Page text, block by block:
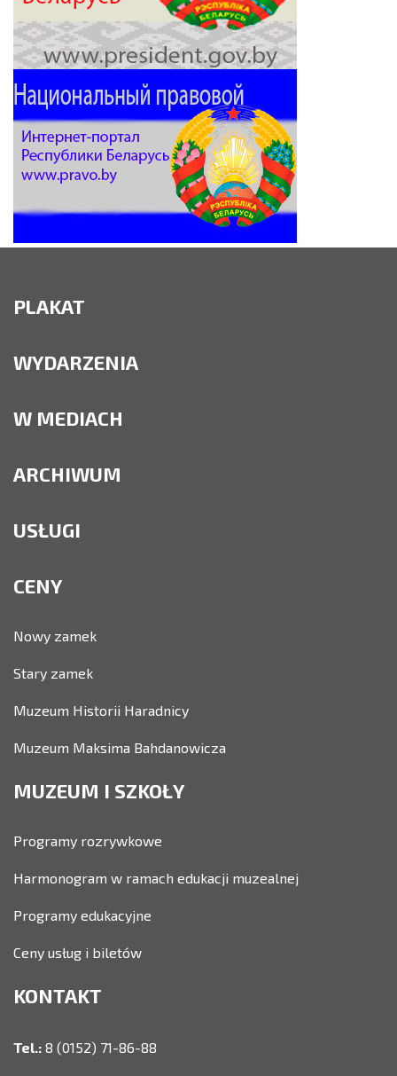
PLAKAT
WYDARZENIA
W MEDIACH
ARCHIWUM
USŁUGI
CENY
Nowy zamek
Stary zamek
Muzeum Historii Haradnicy
Muzeum Maksima Bahdanowicza
MUZEUM I SZKOŁY
Programy rozrywkowe
Harmonogram w ramach edukacji muzealnej
Programy edukacyjne
Ceny usług i biletów
KONTAKT
Tel.: 8 (0152) 71-86-88